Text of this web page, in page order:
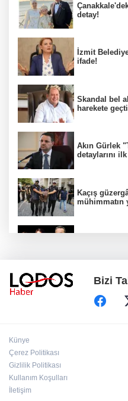
detay!
İzmit
ifade!
Skandal bel
harekete
Akın Gürlek
detaylarını
Kaçış
mühimmatın
Bizi
Künye
Çerez Politikası
Gizlilik Politikası
Kullanım Koşulları
İletişim